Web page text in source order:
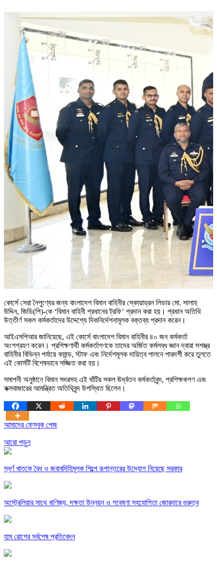
কোর্সে সেরা নৈপুণ্যের জন্য বাংলাদেশ বিমান বাহিনীর স্কোয়াড্রন লিডার মো. সালাহ
উদ্দিন, জিডি(পি)-কে ‘বিমান বাহিনী প্রধানের ট্রফি’ প্রদান করা হয়। প্রধান অতিথি
উত্তীর্ণ সকল কর্মকর্তাদের উদ্দেশ্যে দিকনির্দেশনামূলক বক্তব্য প্রদান করেন।
আইএসপিআর জানিয়েছে, এই কোর্সে বাংলাদেশ বিমান বাহিনীর ৪০ জন কর্মকর্তা
অংশগ্রহণ করেন। প্রশিক্ষণার্থী কর্মকর্তাগণকে তাদের অর্জিত কর্মলব্ধ জ্ঞান দ্বারা সশস্ত্র
বাহিনীর বিভিন্ন পর্যায়ে কমান্ড, স্টাফ এবং নির্দেশমূলক দায়িত্ব পালনে পারদর্শী করে তুলতে
এই কোর্সটি বিশেষভাবে সজ্জিত করা হয়।
সমাপনী অনুষ্ঠানে বিমান সদরসহ এই ঘাঁটির সকল ঊর্ধ্বতন কর্মকর্তাবৃন্দ, প্রশিক্ষকগণ এবং
কক্সবাজারের আমন্ত্রিত অতিথিবৃন্দ উপস্থিত ছিলেন।
আমাদের ফেসবুক পেজ
আরো পড়ুন
স্বর্ণ খাতকে বৈধ ও জবাবদিহিমূলক শিল্পে রূপান্তরের উদ্যোগ নিয়েছে সরকার
অস্ট্রেলিয়ার সাথে বাণিজ্য, দক্ষতা উন্নয়ন ও গবেষণা সহযোগিতা জোরদারে গুরুত্ব
হাম রোগের সর্বশেষ প্রতিবেদন